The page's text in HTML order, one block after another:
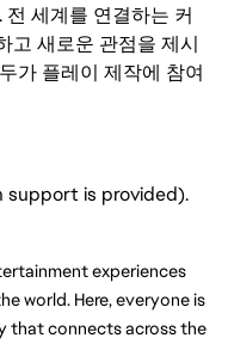
세계를 연결하는 커
고 새로운 관점을 제시
가 플레이 제작에 참여
support is provided).
experiences
world. Here, everyone is
that connects across the